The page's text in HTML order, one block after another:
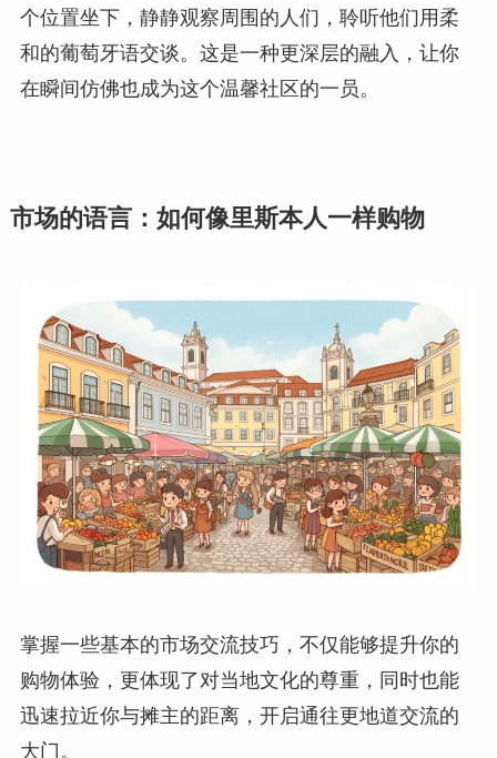
个位置坐下，静静观察周围的人们，聆听他们用柔
和的葡萄牙语交谈。这是一种更深层的融入，让你
在瞬间仿佛也成为这个温馨社区的一员。
市场的语言：如何像里斯本人一样购物
掌握一些基本的市场交流技巧，不仅能够提升你的
购物体验，更体现了对当地文化的尊重，同时也能
迅速拉近你与摊主的距离，开启通往更地道交流的
大门。